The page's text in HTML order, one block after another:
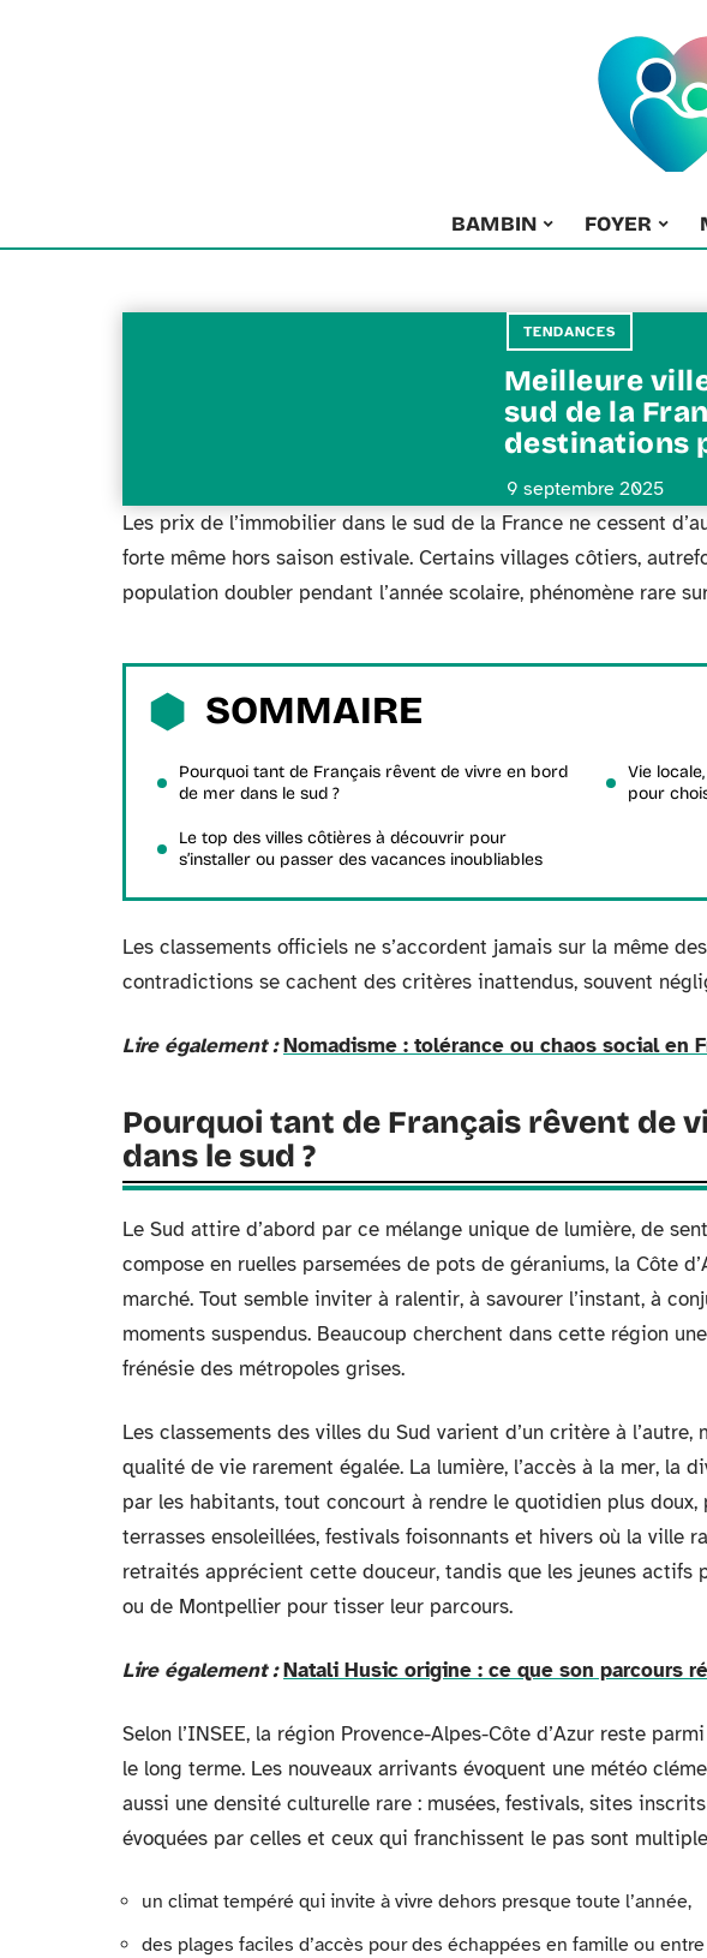
BAMBIN FOYER
TENDANCES
Meilleure
sud de la
destinations
9 septembre 2025
Les prix de l’immobilier dans le sud de la France ne cessent
forte même hors saison estivale. Certains villages côtiers,
population doubler pendant l’année scolaire, phénomène rare
SOMMAIRE
Pourquoi tant de Français rêvent de vivre en bord
de mer dans le sud ?
Le top des villes côtières à découvrir pour
s’installer ou passer des vacances inoubliables
Vie
pour
Les classements officiels ne s’accordent jamais sur la même
contradictions se cachent des critères inattendus, souvent
Lire également : Nomadisme : tolérance ou chaos social en
Pourquoi tant de Français rêvent de
dans le sud ?
Le Sud attire d’abord par ce mélange unique de lumière, de
compose en ruelles parsemées de pots de géraniums, la Côte
marché. Tout semble inviter à ralentir, à savourer l’instant, à
moments suspendus. Beaucoup cherchent dans cette région
frénésie des métropoles grises.
Les classements des villes du Sud varient d’un critère à
qualité de vie rarement égalée. La lumière, l’accès à la mer, la
par les habitants, tout concourt à rendre le quotidien plus doux,
terrasses ensoleillées, festivals foisonnants et hivers où la ville
retraités apprécient cette douceur, tandis que les jeunes actifs
ou de Montpellier pour tisser leur parcours.
Lire également : Natali Husic origine : ce que son parcours
Selon l’INSEE, la région Provence-Alpes-Côte d’Azur reste
le long terme. Les nouveaux arrivants évoquent une météo
aussi une densité culturelle rare : musées, festivals, sites
évoquées par celles et ceux qui franchissent le pas sont
un climat tempéré qui invite à vivre dehors presque toute l’année,
des plages faciles d’accès pour des échappées en famille ou